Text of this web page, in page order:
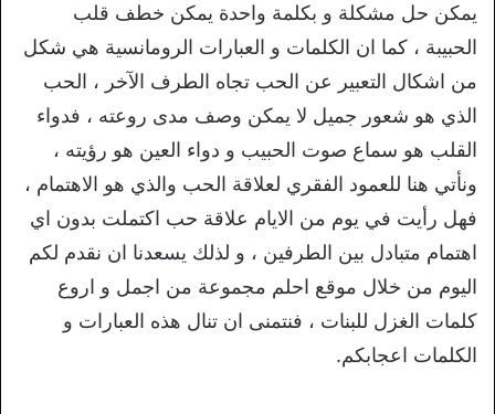
يمكن حل مشكلة و بكلمة واحدة يمكن خطف قلب
الحبيبة ، كما ان الكلمات و العبارات الرومانسية هي شكل
من اشكال التعبير عن الحب تجاه الطرف الآخر ، الحب
الذي هو شعور جميل لا يمكن وصف مدى روعته ، فدواء
القلب هو سماع صوت الحبيب و دواء العين هو رؤيته ،
ونأتي هنا للعمود الفقري لعلاقة الحب والذي هو الاهتمام ،
فهل رأيت في يوم من الايام علاقة حب اكتملت بدون اي
اهتمام متبادل بين الطرفين ، و لذلك يسعدنا ان نقدم لكم
اليوم من خلال موقع احلم مجموعة من اجمل و اروع
كلمات الغزل للبنات ، فنتمنى ان تنال هذه العبارات و
الكلمات اعجابكم.